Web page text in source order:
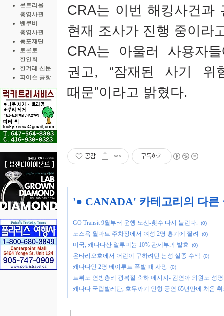
몬트리올
총영사관.
밴쿠버
총영사관.
동포재단.
토론토
한인회.
한겨레 신문.
피어슨 공항.
CRA는 이번 해킹사건과
현재 조사가 진행 중이라
CRA는 아울러 사용자
권고, “잠재된 사기
때문”이라고 밝혔다.
공감 구독하기
'● CANADA' 카테고리의 다른
GO Transit 9월부터 운행 노선-횟수 다시 늘린다. (0)
노스욕 월마트 주차장에서 여성 2명 흉기에 찔려 (0)
미국, 캐나다산 알루미늄 10% 관세부과 발효 (0)
온타리오호에서 어린이 구하려던 남성 실종 수색 (0)
캐나다인 2명 베이루트 폭발 때 사망 (0)
트뤼도 연방총리 광복절 축하 메시지- 김연아 의원도 성명
캐나다 국립발레단, 호두까기 인형 공연 65년만에 처음